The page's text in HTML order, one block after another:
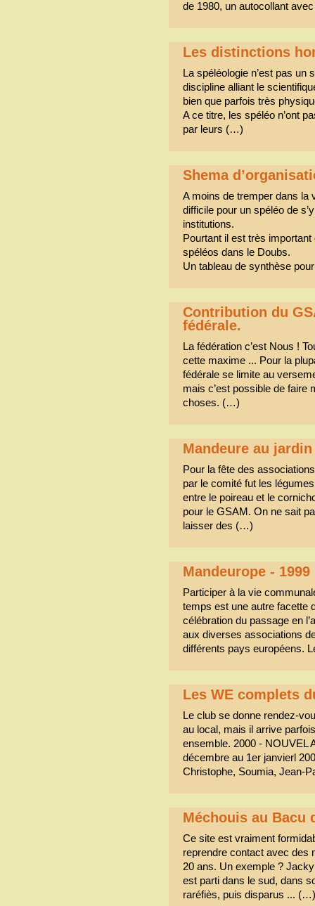
de 1980, un autocollant
Les distinctions
La spéléologie n’est pas un
discipline alliant le
bien que parfois très
A ce titre, les spéléo n’ont
par leurs (…)
Shema
A moins de tremper dans la
difficile pour un spéléo de
institutions.
Pourtant il est très important
spéléos dans le Doubs.
Un tableau de synthèse
Contribution du
fédérale.
La fédération c’est Nous !
cette maxime ... Pour la
fédérale se limite au
mais c’est possible de faire
choses. (…)
Mandeure au jardin
Pour la fête des
par le comité fut les
entre le poireau et le
pour le GSAM. On ne sait
laisser des (…)
Mandeurope - 1999
Participer à la vie
temps est une autre facette
célébration du passage en
aux diverses associations
différents pays européens.
Les WE complets
Le club se donne rendez-
au local, mais il arrive
ensemble. 2000 - NOUVEL
décembre au 1er janvierl
Christophe, Soumia, Jean-
Méchouis au Bacu
Ce site est vraiment
reprendre contact avec des
20 ans. Un exemple ?
est parti dans le sud, dans
raréfiès, puis disparus ... (…)